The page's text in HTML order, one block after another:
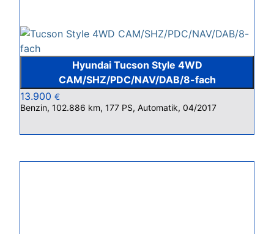
Hyundai Tucson Style 4WD
CAM/SHZ/PDC/NAV/DAB/8-fach
13.900 €
Benzin, 102.886 km, 177 PS, Automatik, 04/2017